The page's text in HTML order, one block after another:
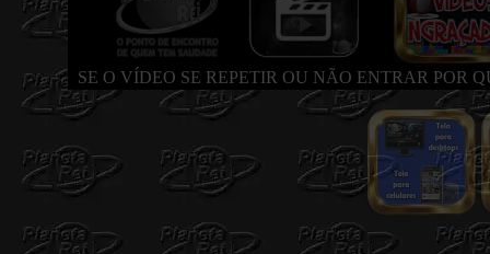
SE O VÍDEO SE REPETIR OU NÃO ENTRAR POR